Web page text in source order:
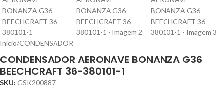
Início/CONDENSADOR
CONDENSADOR AERONAVE BONANZA G36
BEECHCRAFT 36-380101-1
SKU: GSK200887